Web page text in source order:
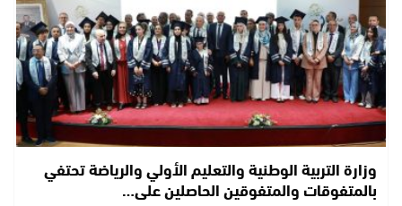
وزارة التربية الوطنية والتعليم الأولي والرياضة تحتفي
بالمتفوقات والمتفوقين الحاصلين على…